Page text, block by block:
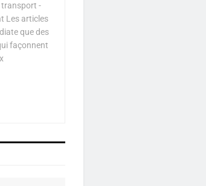
transport -
Les articles
que des
façonnent